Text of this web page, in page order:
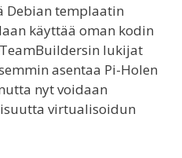
Debian templaatin
käyttää oman kodin
lukijat
asentaa Pi-Holen
nyt voidaan
virtualisoidun